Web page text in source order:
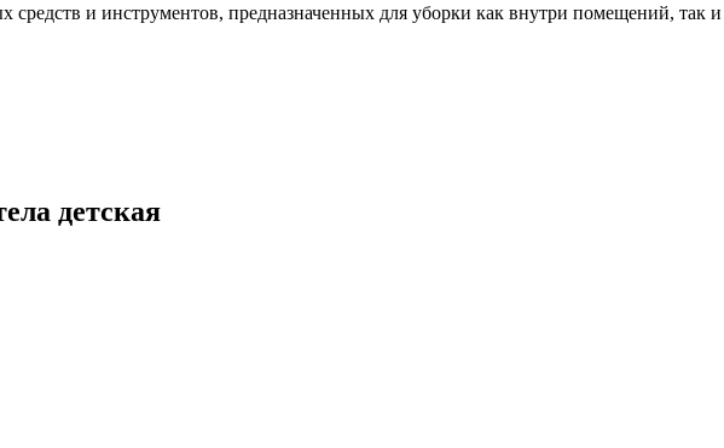
средств и инструментов, предназначенных для уборки как внутри помещений, так
детская